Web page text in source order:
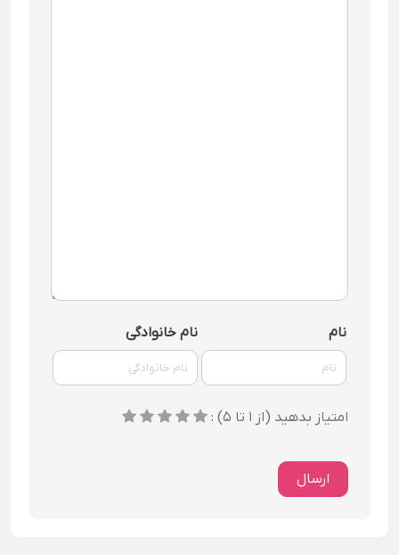
نام نام خانوادگی
امتیاز بدهید (از 1 تا 5) :
ارسال